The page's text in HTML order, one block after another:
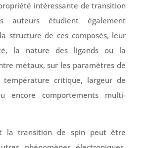
intéressante de transition
auteurs étudient également
structure de ces composés, leur
la nature des ligands ou la
métaux, sur les paramètres de
critique, largeur de
encore comportements multi-
la transition de spin peut être